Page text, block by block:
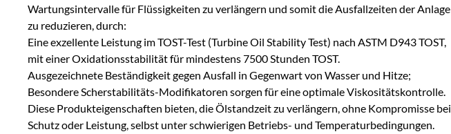
Wartungsintervalle für Flüssigkeiten zu verlängern und somit die Ausfallzeiten der Anlage
zu reduzieren, durch:
Eine exzellente Leistung im TOST-Test (Turbine Oil Stability Test) nach ASTM D943 TOST,
mit einer Oxidationsstabilität für mindestens 7500 Stunden TOST.
Ausgezeichnete Beständigkeit gegen Ausfall in Gegenwart von Wasser und Hitze;
Besondere Scherstabilitäts-Modifikatoren sorgen für eine optimale Viskositätskontrolle.
Diese Produkteigenschaften bieten, die Ölstandzeit zu verlängern, ohne Kompromisse bei
Schutz oder Leistung, selbst unter schwierigen Betriebs- und Temperaturbedingungen.